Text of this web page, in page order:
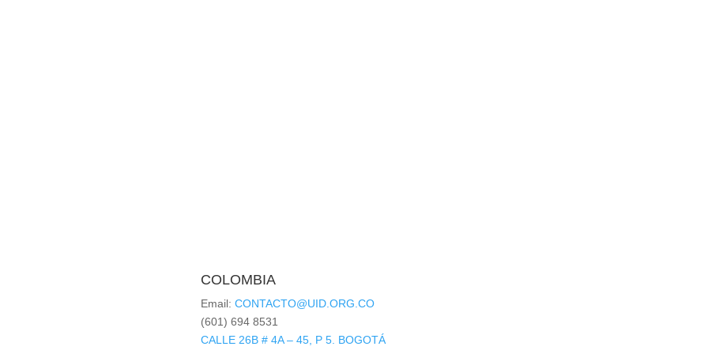
COLOMBIA
Email: CONTACTO@UID.ORG.CO
(601) 694 8531
CALLE 26B # 4A – 45, P 5. BOGOTÁ